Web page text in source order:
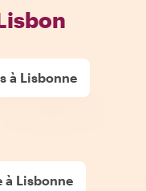
à Lisbonne
à Lisbonne